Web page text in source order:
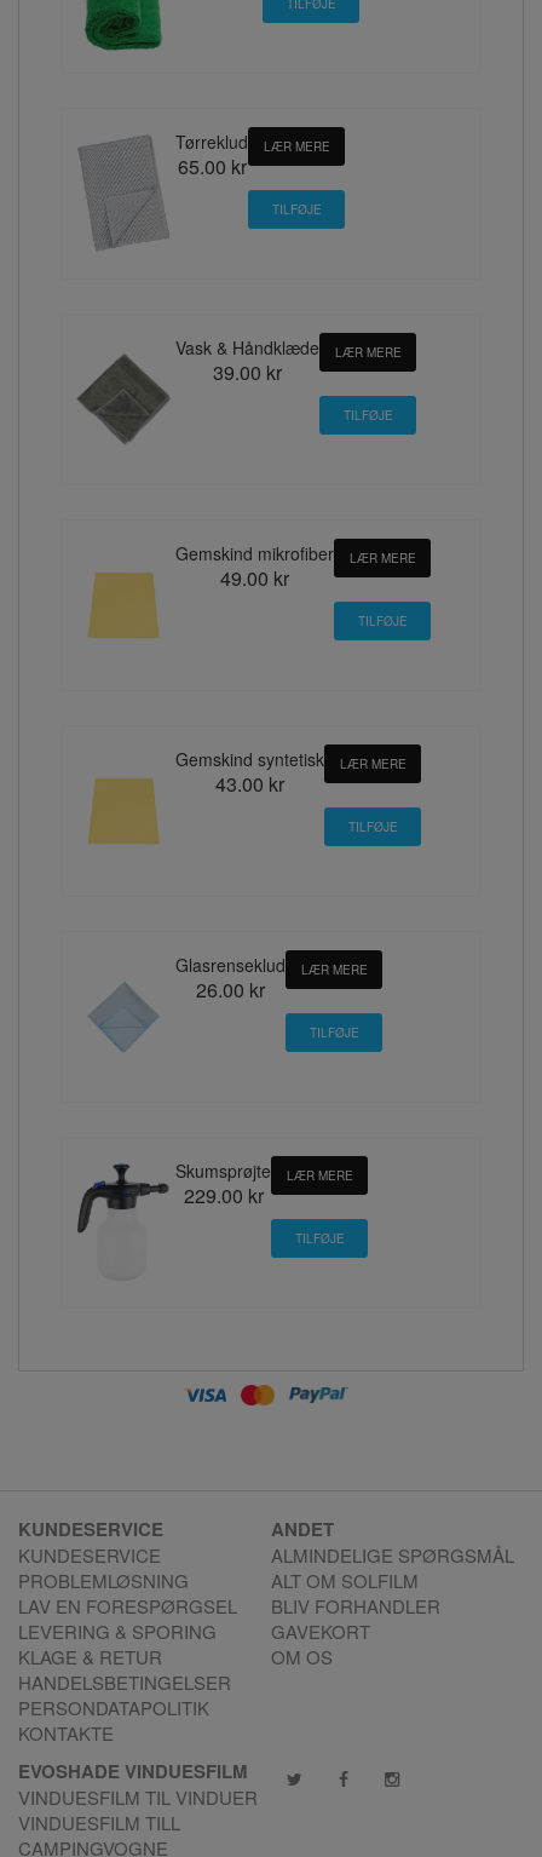
Tørreklud
65.00 kr
LÆR MERE
Vask & Håndklæde
39.00 kr
LÆR MERE
Gemskind mikrofiber
49.00 kr
LÆR MERE
Gemskind syntetisk
43.00 kr
LÆR MERE
Glasrenseklud
26.00 kr
LÆR MERE
Skumsprøjte
229.00 kr
LÆR MERE
KUNDESERVICE
KUNDESERVICE
PROBLEMLØSNING
LAV EN FORESPØRGSEL
LEVERING & SPORING
KLAGE & RETUR
HANDELSBETINGELSER
PERSONDATAPOLITIK
KONTAKTE
ANDET
ALMINDELIGE SPØRGSMÅL
ALT OM SOLFILM
BLIV FORHANDLER
GAVEKORT
OM OS
EVOSHADE VINDUESFILM
VINDUESFILM TIL VINDUER
VINDUESFILM TILL
CAMPINGVOGNE